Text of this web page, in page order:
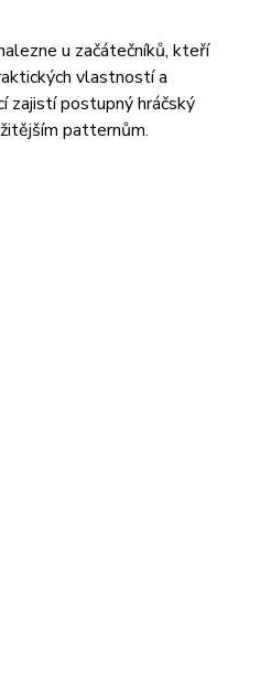
u začátečníků, kteří
vlastností a
zajistí postupný hráčský
patternům.